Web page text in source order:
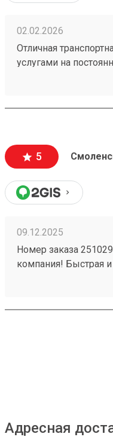
02.02.2026
Отличная
услугами на
задержек в
5
09.12.2025
Номер заказа
компания! Быстрая и
время - есть с чем
Адресная